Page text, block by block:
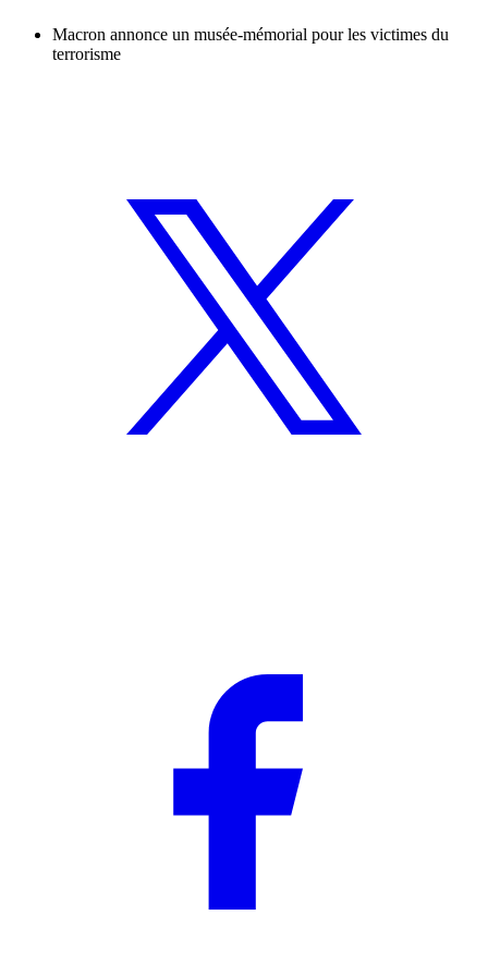
Macron annonce un musée-mémorial pour les victimes du
terrorisme